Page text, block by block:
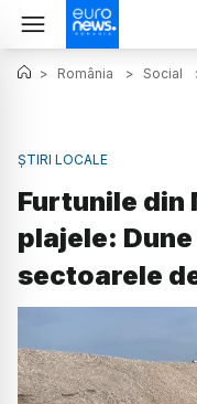
> România > Social
ȘTIRI LOCALE
Furtunile din
plajele:
sectoarele